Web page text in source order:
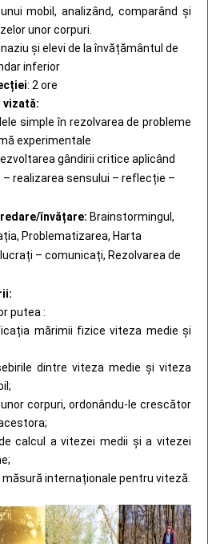
mobil, analizând, comparând și
unor corpuri.
și elevi de la învățământul de
inferior
: 2 ore
vizată:
simple în rezolvarea de probleme
experimentale
gândirii critice aplicând
– realizarea sensului – reflecție –
învățare: Brainstormingul,
Problematizarea, Harta
– comunicați, Rezolvarea de
putea :
mărimii fizice viteza medie și
dintre viteza medie și viteza
corpuri, ordonându-le crescător
calcul a vitezei medii și a vitezei
internaționale pentru viteză.